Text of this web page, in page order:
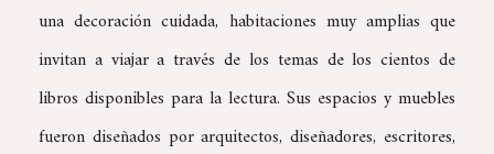
una decoración cuidada, habitaciones muy amplias que
invitan a viajar a través de los temas de los cientos de
libros disponibles para la lectura. Sus espacios y muebles
fueron diseñados por arquitectos, diseñadores, escritores,